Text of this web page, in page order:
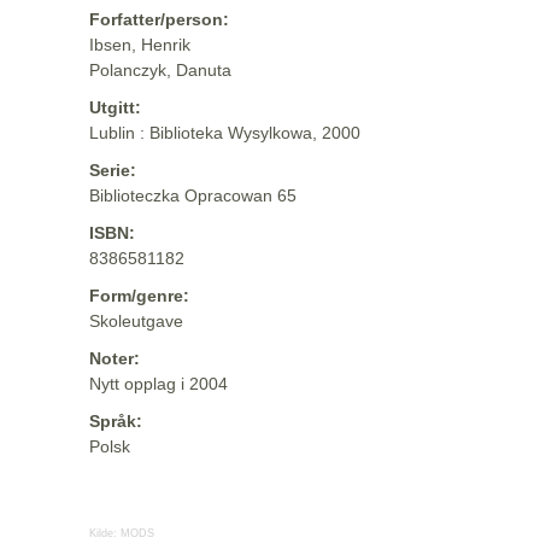
Forfatter/person:
Ibsen, Henrik
Polanczyk, Danuta
Utgitt:
Lublin : Biblioteka Wysylkowa, 2000
Serie:
Biblioteczka Opracowan 65
ISBN:
8386581182
Form/genre:
Skoleutgave
Noter:
Nytt opplag i 2004
Språk:
Polsk
Kilde: MODS